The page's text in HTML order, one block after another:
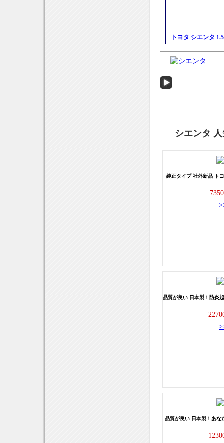
トヨタ シエンタ
シエンタ
純正タイプ 社外新品
品質が良い 日本製！防炎
品質が良い 日本製！あな